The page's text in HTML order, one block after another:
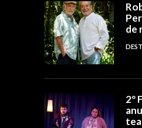
de
2º